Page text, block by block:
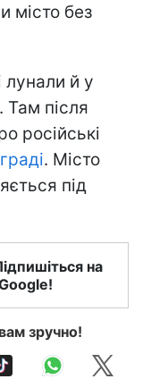
місто без
лунали й у
Там після
російські
. Місто
під
на
зручно!